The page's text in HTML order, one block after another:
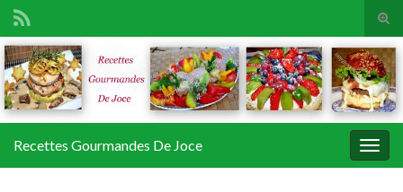
Search for:
Recettes Gourmandes De Joce